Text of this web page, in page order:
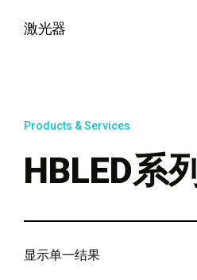
激光器
Products & Services
HBLED系列
显示单一结果